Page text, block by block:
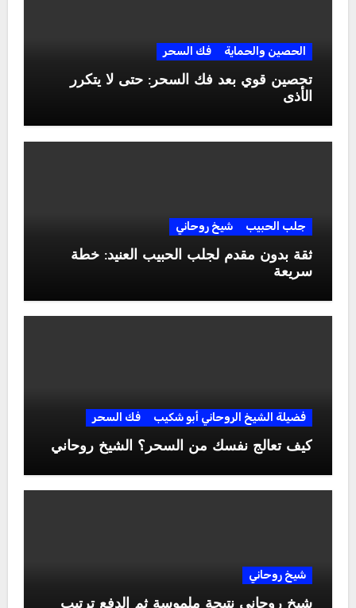
الحصين والحماية فك السحر
تحصين قوي بعد فك السحر: حتى لا يتكرر
الأذى
جلب الحبيب شيخ روحاني
ثقة بدون مقدم لجلب الحبيب العنيد: خطة
سريعة
فضيلة الشيخ الروحاني أبو شكيب فك السحر
كيف تعالج نفسك من السحر؟ الشيخ روحاني
شيخ روحاني
شيخ روحاني نتيجة ملموسة ثم الدفع ترتيب